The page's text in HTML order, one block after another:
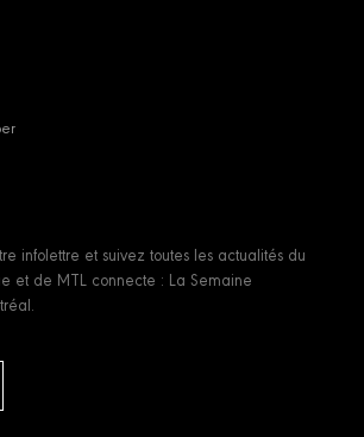
infolettre et suivez toutes les actualités du
et de MTL connecte : La Semaine